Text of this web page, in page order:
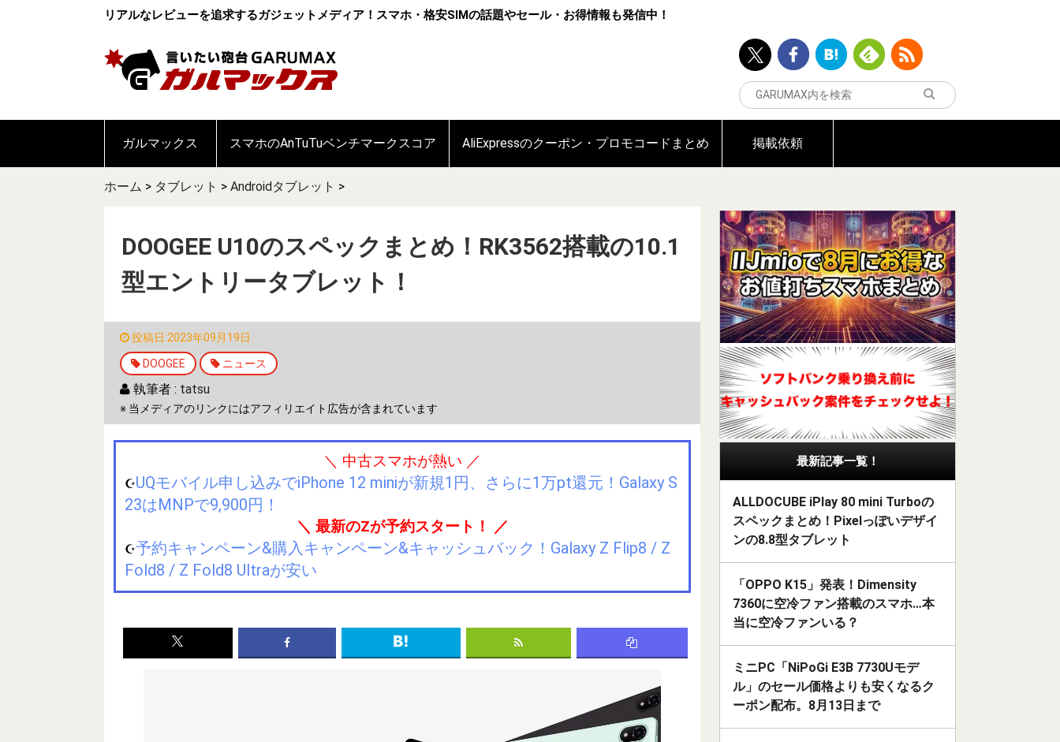
リアルなレビューを追求するガジェットメディア！スマホ・格安SIMの話題やセール・お得情報も発信中！
ガルマックス スマホのAnTuTuベンチマークスコア AliExpressのクーポン・プロモコードまとめ 掲載依頼
ホーム > タブレット > Androidタブレット >
DOOGEE U10のスペックまとめ！RK3562搭載の10.1
型エントリータブレット！
投稿日:2023年09月19日
DOOGEE ニュース
執筆者 : tatsu
※ 当メディアのリンクにはアフィリエイト広告が含まれています
＼ 中古スマホが熱い ／
☪️UQモバイル申し込みでiPhone 12 miniが新規1円、さらに1万pt還元！Galaxy S
23はMNPで9,900円！
＼ 最新のZが予約スタート！ ／
☪️予約キャンペーン&購入キャンペーン&キャッシュバック！Galaxy Z Flip8 / Z
Fold8 / Z Fold8 Ultraが安い
最新記事一覧！
ALLDOCUBE iPlay 80 mini Turboの
スペックまとめ！Pixelっぽいデザイ
ンの8.8型タブレット
「OPPO K15」発表！Dimensity
7360に空冷ファン搭載のスマホ…本
当に空冷ファンいる？
ミニPC「NiPoGi E3B 7730Uモデ
ル」のセール価格よりも安くなるク
ーポン配布。8月13日まで